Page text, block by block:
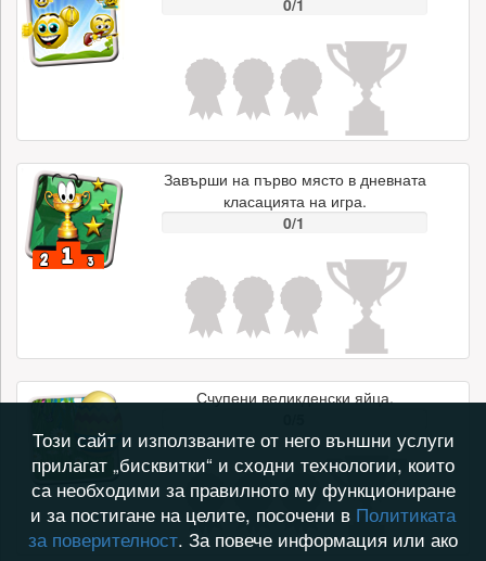
0/1
Завърши на първо място в дневната
класацията на игра.
0/1
Счупени великденски яйца.
Този сайт и използваните от него външни услуги
прилагат „бисквитки“ и сходни технологии, които
са необходими за правилното му функциониране
и за постигане на целите, посочени в Политиката
за поверителност. За повече информация или ако